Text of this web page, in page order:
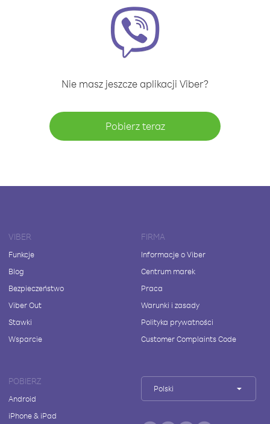
Nie masz jeszcze aplikacji Viber?
Pobierz teraz
VIBER
Funkcje
Blog
Bezpieczeństwo
Viber Out
Stawki
Wsparcie
FIRMA
Informacje o Viber
Centrum marek
Praca
Warunki i zasady
Polityka prywatności
Customer Complaints Code
POBIERZ
Android
iPhone & iPad
Polski